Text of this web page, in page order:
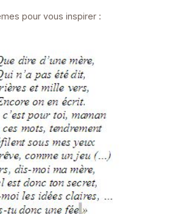
pour vous inspirer :